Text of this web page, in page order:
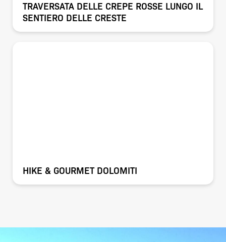
TRAVERSATA DELLE CREPE ROSSE LUNGO IL
SENTIERO DELLE CRESTE
HIKE & GOURMET DOLOMITI